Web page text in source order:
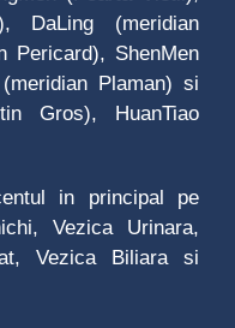
DaLing (meridian
Pericard), ShenMen
Plaman) si
Gros), HuanTiao
in principal pe
Vezica Urinara,
Vezica Biliara si